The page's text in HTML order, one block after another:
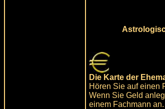
Die Karte der
Hören Sie auf einen
Wenn Sie Geld
einem Fachmann